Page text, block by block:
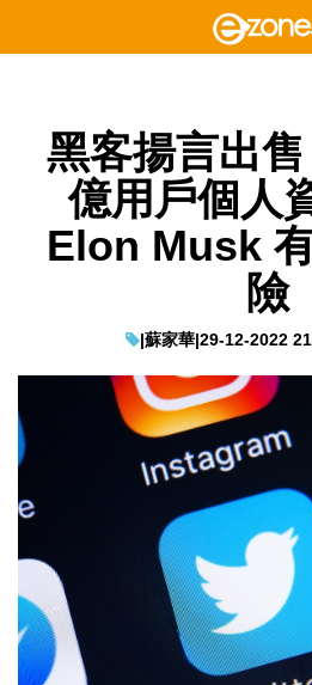
黑客揚言出
億用戶個人
Elon Musk
險
|蘇家華|29-12-2022